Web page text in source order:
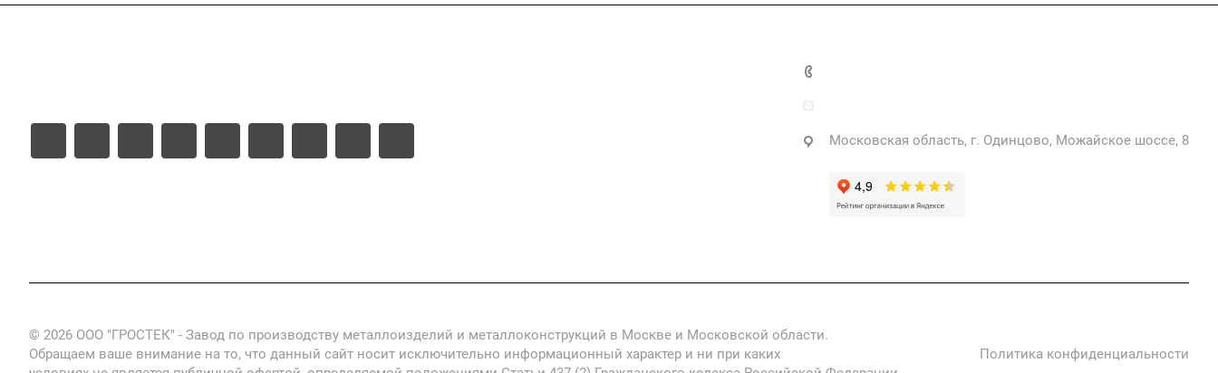
Московская область, г. Одинцово, Можайское шоссе, 8
© 2026 ООО "ГРОСТЕК" - Завод по производству металлоизделий и металлоконструкций в Москве и Московской области.
Обращаем ваше внимание на то, что данный сайт носит исключительно информационный характер и ни при каких
Политика конфиденциальности